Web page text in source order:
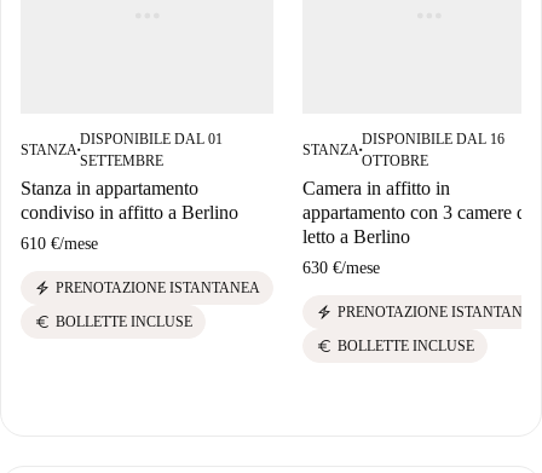
STANZA ■
DISPONIBILE DAL 01
SETTEMBRE
Stanza in appartamento
condiviso in affitto a Berlino
610 €/mese
electric_bolt PRENOTAZIONE ISTANTANEA
euro BOLLETTE INCLUSE
STANZA ■
DISPONIBILE DAL 16
OTTOBRE
Camera in affitto in
appartamento con 3 camere da
letto a Berlino
630 €/mese
electric_bolt PRENOTAZIONE ISTANTANEA
euro BOLLETTE INCLUSE